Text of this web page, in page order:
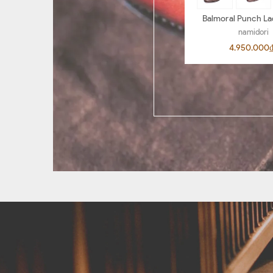
Balmoral Punch
BL04
namidori
4.950.000₫